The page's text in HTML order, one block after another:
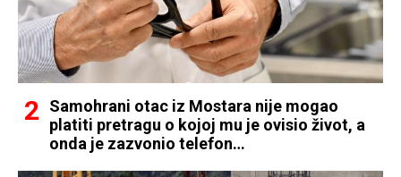
Samohrani otac iz Mostara nije mogao
platiti pretragu o kojoj mu je ovisio život, a
onda je zazvonio telefon…